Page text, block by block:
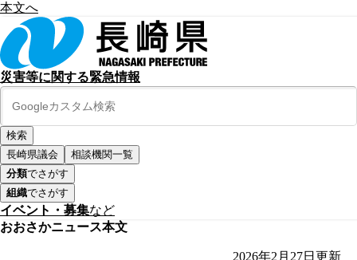
本文へ
災害等に関する緊急情報
長崎県議会
相談機関一覧
分類でさがす
組織でさがす
イベント・募集など
おおさかニュース本文
2026年2月27日 更新